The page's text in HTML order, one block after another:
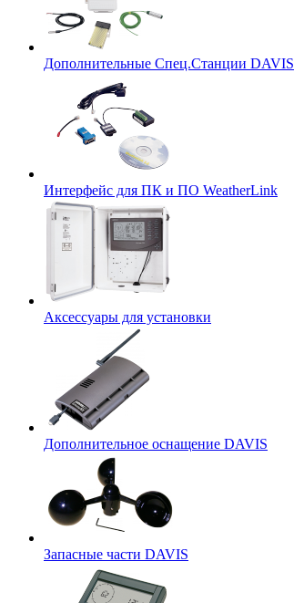
Дополнительные Спец.Станции DAVIS
Интерфейс для ПК и ПО WeatherLink
Аксессуары для установки
Дополнительное оснащение DAVIS
Запасные части DAVIS